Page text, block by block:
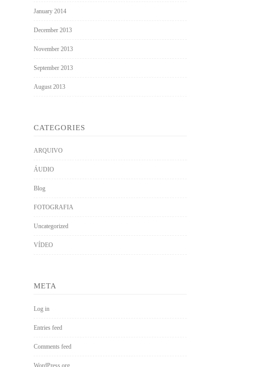
January 2014
December 2013
November 2013
September 2013
August 2013
CATEGORIES
ARQUIVO
ÁUDIO
Blog
FOTOGRAFIA
Uncategorized
VÍDEO
META
Log in
Entries feed
Comments feed
WordPress.org